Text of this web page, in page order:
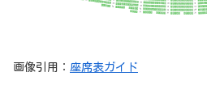
画像引用： 座席表ガイド